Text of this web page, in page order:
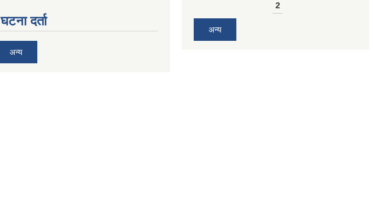
घटना दर्ता
अन्य
2
अन्य